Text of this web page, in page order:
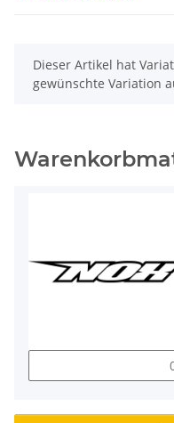
x
Dieser Artikel hat
gewünschte Variation